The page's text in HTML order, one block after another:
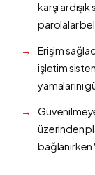
karşı
parolalar
Erişim
işletim
yamalarını
üzerinden
bağlanırken